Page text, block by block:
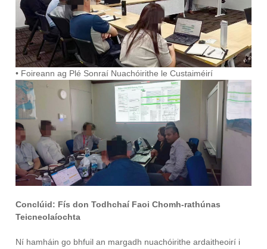
• Foireann ag Plé Sonraí Nuachóirithe le Custaiméirí
Conclúid: Fís don Todhchaí Faoi Chomh-rathúnas
Teicneolaíochta
Ní hamháin go bhfuil an margadh nuachóirithe ardaitheoirí i